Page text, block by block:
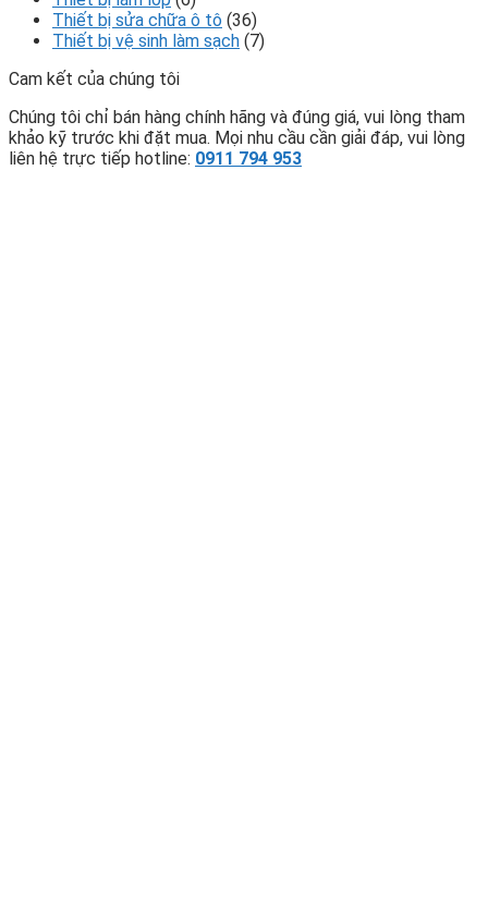
Thiết bị sửa chữa ô tô (36)
Thiết bị vệ sinh làm sạch (7)
Cam kết của chúng tôi
Chúng tôi chỉ bán hàng chính hãng và đúng giá, vui lòng tham
khảo kỹ trước khi đặt mua. Mọi nhu cầu cần giải đáp, vui lòng
liên hệ trực tiếp hotline: 0911 794 953